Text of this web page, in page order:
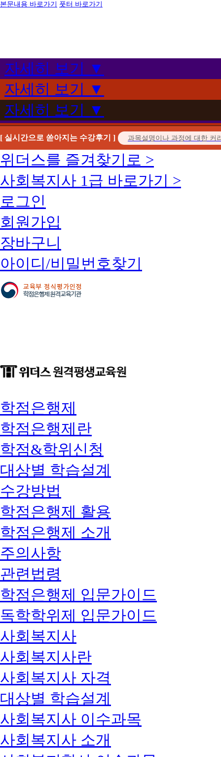
본문내용 바로가기 풋터 바로가기
자세히 보기 ▼
자세히 보기 ▼
자세히 보기 ▼
[ 실시간으로 쏟아지는 수강후기 ]
위더스를 즐겨찾기로 >
사회복지사 1급 바로가기 >
로그인
회원가입
장바구니
아이디/비밀번호찾기
학점은행제
학점은행제란
학점&학위신청
대상별 학습설계
수강방법
학점은행제 활용
학점은행제 소개
주의사항
관련법령
학점은행제 입문가이드
독학학위제 입문가이드
사회복지사
사회복지사란
사회복지사 자격
대상별 학습설계
사회복지사 이수과목
사회복지사 소개